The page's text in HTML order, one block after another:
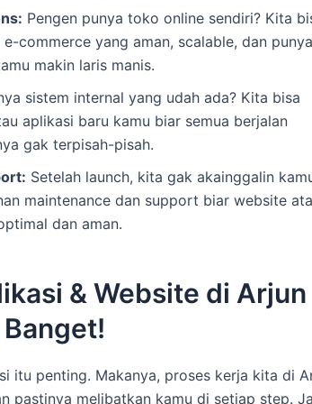
Pengen punya toko online sendiri? Kita
commerce yang aman, scalable, dan
makin laris manis.
sistem internal yang udah ada? Kita bisa
aplikasi baru kamu biar semua berjalan
gak terpisah-pisah.
Setelah launch, kita gak akainggalin
maintenance dan support biar website
dan aman.
& Website di Arjun
itu penting. Makanya, proses kerja kita di
pastinya melibatkan kamu di setiap step.